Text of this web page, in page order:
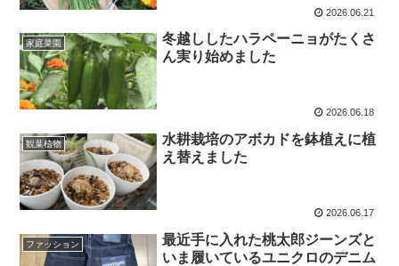
2026.06.21
家庭菜園
冬越ししたハラペーニョがたくさ
ん実り始めました
2026.06.18
観葉植物
水耕栽培のアボカドを鉢植えに植
え替えました
2026.06.17
ファッション
最近手に入れた桃太郎ジーンズと
いま履いているユニクロのデニム